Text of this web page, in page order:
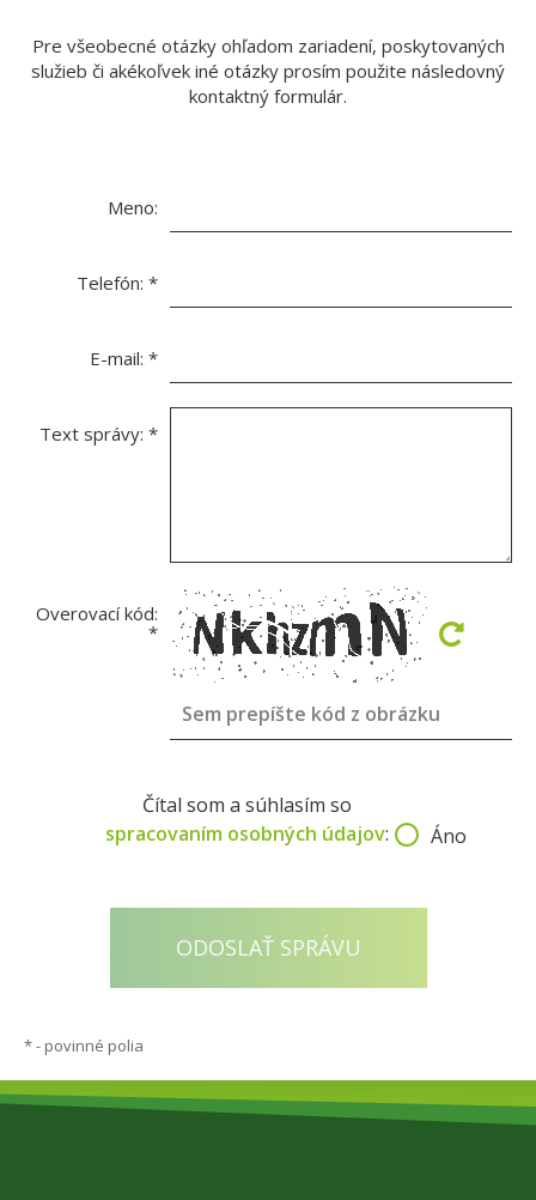
Pre všeobecné otázky ohľadom zariadení, poskytovaných
služieb či akékoľvek iné otázky prosím použite následovný
kontaktný formulár.
Meno:
Telefón: *
E-mail: *
Text správy: *
Overovací kód:
*
Čítal som a súhlasím so
spracovaním osobných údajov: Áno
*- povinné polia